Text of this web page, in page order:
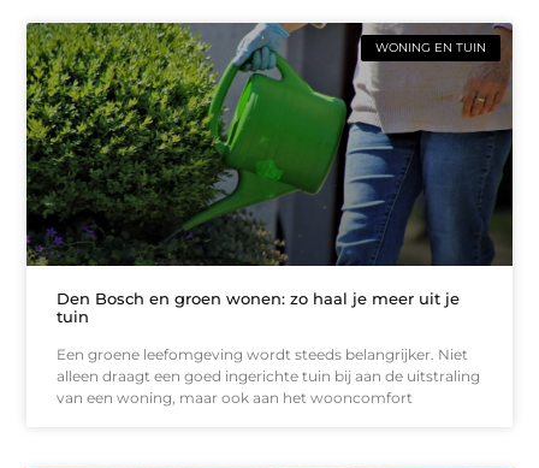
WONING EN TUIN
Den Bosch en groen wonen: zo haal je meer uit je
tuin
Een groene leefomgeving wordt steeds belangrijker. Niet
alleen draagt een goed ingerichte tuin bij aan de uitstraling
van een woning, maar ook aan het wooncomfort